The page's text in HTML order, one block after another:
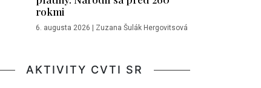
rokmi
6. augusta 2026 | Zuzana Šulák Hergovitsová
AKTIVITY CVTI SR